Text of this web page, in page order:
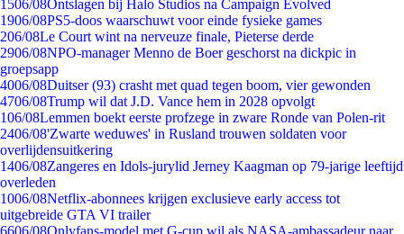
1506/08Ontslagen bij Halo Studios na Campaign Evolved
1906/08PS5-doos waarschuwt voor einde fysieke games
206/08Le Court wint na nerveuze finale, Pieterse derde
2906/08NPO-manager Menno de Boer geschorst na dickpic in
groepsapp
4006/08Duitser (93) crasht met quad tegen boom, vier gewonden
4706/08Trump wil dat J.D. Vance hem in 2028 opvolgt
106/08Lemmen boekt eerste profzege in zware Ronde van Polen-rit
2406/08'Zwarte weduwes' in Rusland trouwen soldaten voor
overlijdensuitkering
1406/08Zangeres en Idols-jurylid Jerney Kaagman op 79-jarige leeftijd
overleden
1006/08Netflix-abonnees krijgen exclusieve early access tot
uitgebreide GTA VI trailer
6606/08Onlyfans-model met G-cup wil als NASA-ambassadeur naar